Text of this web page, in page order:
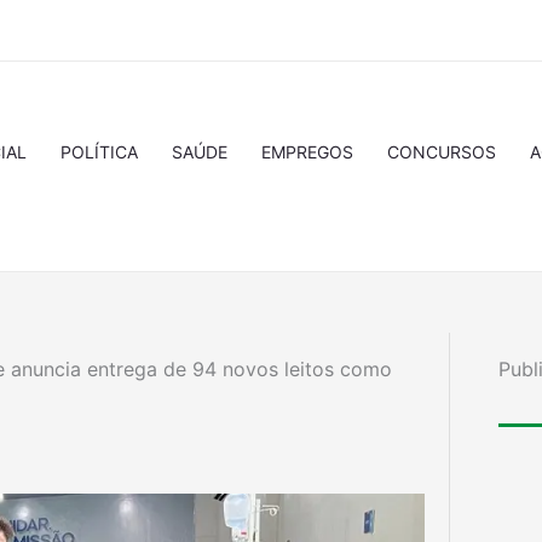
POLÍTICA SAÚDE EMPREGOS CONCURSOS
anuncia entrega de 94 novos leitos como